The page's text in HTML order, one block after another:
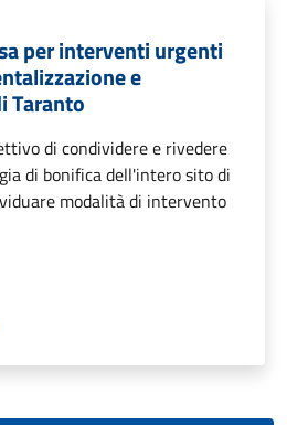
per interventi urgenti
e
Taranto
di condividere e rivedere
di bonifica dell'intero sito di
modalità di intervento